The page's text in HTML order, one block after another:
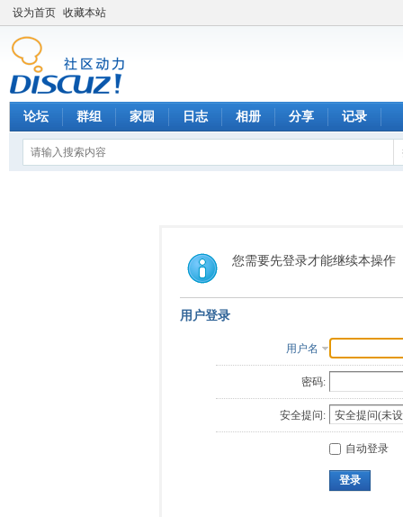
设为首页 收藏本站
论坛 群组 家园 日志 相册 分享 记录
您需要先登录才能继续本操作
用户登录
用户名
密码:
安全提问:
自动登录
登录